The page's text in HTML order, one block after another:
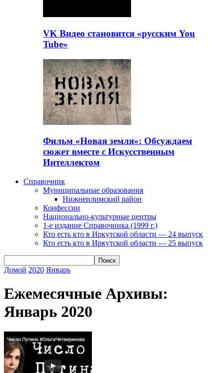
VK Видео становится «русским You
Tube»
Фильм «Новая земля»: Обсуждаем
сюжет вместе с Искусственным
Интеллектом
Справочник
Муниципальные образования
Нижнеилимский район
Конфессии
Национально-культурные центры
1-е издание Справочника (1999 г.)
Кто есть кто в Иркутской области — 24 выпуск
Кто есть кто в Иркутской области — 25 выпуск
Домой 2020 Январь
Ежемесячные Архивы:
Январь 2020